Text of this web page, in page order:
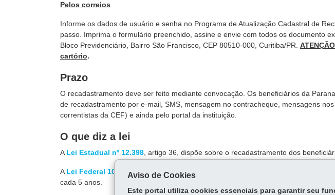
Pelos correios
Informe os dados de usuário e senha no Programa de Atualização Cadastral de
passo. Imprima o formulário preenchido, assine e envie com todos os documento
Bloco Previdenciário, Bairro São Francisco, CEP 80510-000, Curitiba/PR.
cartório.
Prazo
O recadastramento deve ser feito mediante convocação. Os beneficiários da
de recadastramento por e-mail, SMS, mensagem no contracheque, mensagens
correntistas da CEF) e ainda pelo portal da instituição.
O que diz a lei
A Lei Estadual nº 12.398 , artigo 36, dispõe sobre o recadastramento dos
A Lei Federal 10.887/04 , artigo 9º, determina que o recadastramento de
cada 5 anos.
Aviso de Cookies
Este portal utiliza cookies essenciais para garantir seu